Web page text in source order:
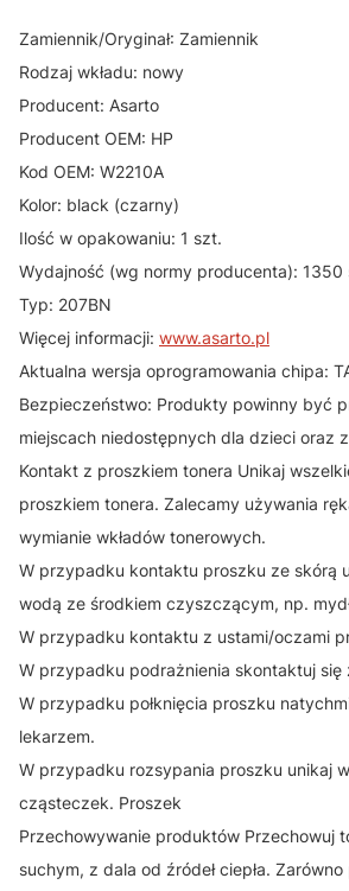
Zamiennik/Oryginał: Zamiennik
Rodzaj wkładu: nowy
Producent: Asarto
Producent OEM: HP
Kod OEM: W2210A
Kolor: black (czarny)
Ilość w opakowaniu: 1 szt.
Wydajność (wg normy producenta): 1350
Typ: 207BN
Więcej informacji: www.asarto.pl
Aktualna wersja oprogramowania chipa:
Bezpieczeństwo: Produkty powinny być
miejscach niedostępnych dla dzieci oraz
Kontakt z proszkiem tonera Unikaj
proszkiem tonera. Zalecamy używania
wymianie wkładów tonerowych.
W przypadku kontaktu proszku ze skórą
wodą ze środkiem czyszczącym, np.
W przypadku kontaktu z ustami/oczami
W przypadku podrażnienia skontaktuj się
W przypadku połknięcia proszku
lekarzem.
W przypadku rozsypania proszku unikaj
cząsteczek. Proszek
Przechowywanie produktów Przechowuj
suchym, z dala od źródeł ciepła.